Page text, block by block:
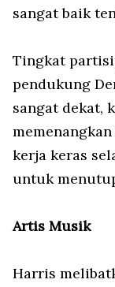
sangat baik
Tingkat
pendukung
sangat dekat,
kerja keras
untuk
Artis Musik
Harris